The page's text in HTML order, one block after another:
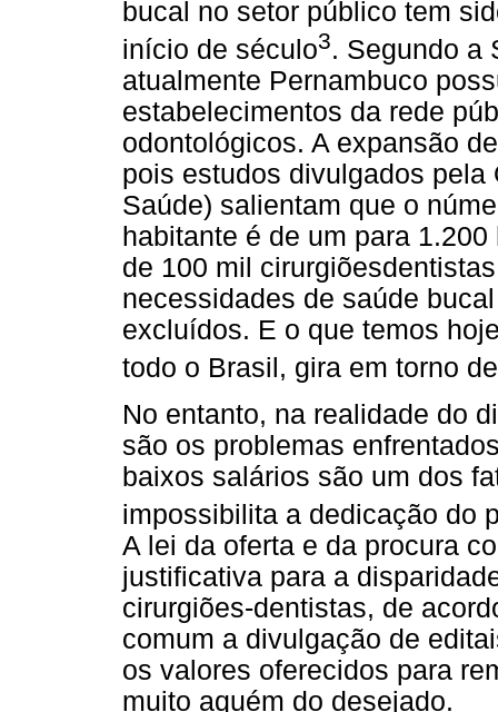
bucal no setor público tem
início de século3. Segundo a
atualmente Pernambuco
estabelecimentos da rede
odontológicos. A expansão
pois estudos divulgados
Saúde) salientam que o
habitante é de um para
de 100 mil
necessidades de saúde
excluídos. E o que temos
todo o Brasil, gira em torno
No entanto, na realidade do
são os problemas
baixos salários são um dos
impossibilita a dedicação do
A lei da oferta e da procura
justificativa para a
cirurgiões-dentistas, de
comum a divulgação de
os valores oferecidos para
muito aquém do desejado.